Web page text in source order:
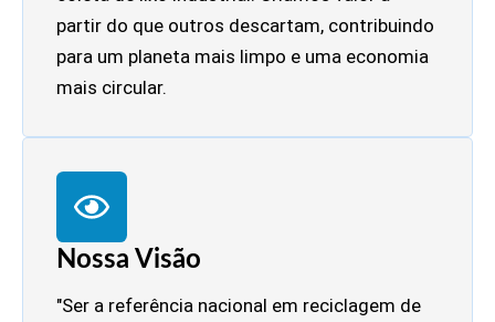
partir do que outros descartam, contribuindo
para um planeta mais limpo e uma economia
mais circular.
Nossa Visão
"Ser a referência nacional em reciclagem de